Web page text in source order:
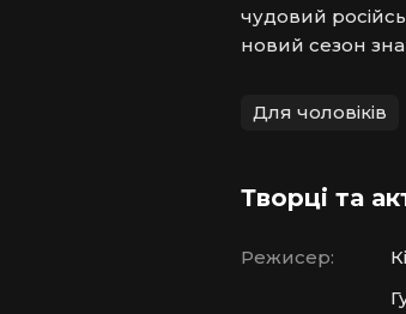
чудовий
новий сезон
Для чоловіків
Творці та
Режисер: